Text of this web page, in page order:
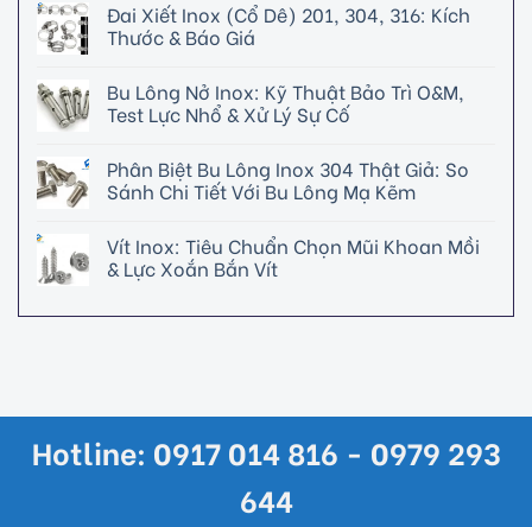
Đai Xiết Inox (Cổ Dê) 201, 304, 316: Kích
Thước & Báo Giá
Bu Lông Nở Inox: Kỹ Thuật Bảo Trì O&M,
Test Lực Nhổ & Xử Lý Sự Cố
Phân Biệt Bu Lông Inox 304 Thật Giả: So
Sánh Chi Tiết Với Bu Lông Mạ Kẽm
Vít Inox: Tiêu Chuẩn Chọn Mũi Khoan Mồi
& Lực Xoắn Bắn Vít
Hotline: 0917 014 816 - 0979 293
644